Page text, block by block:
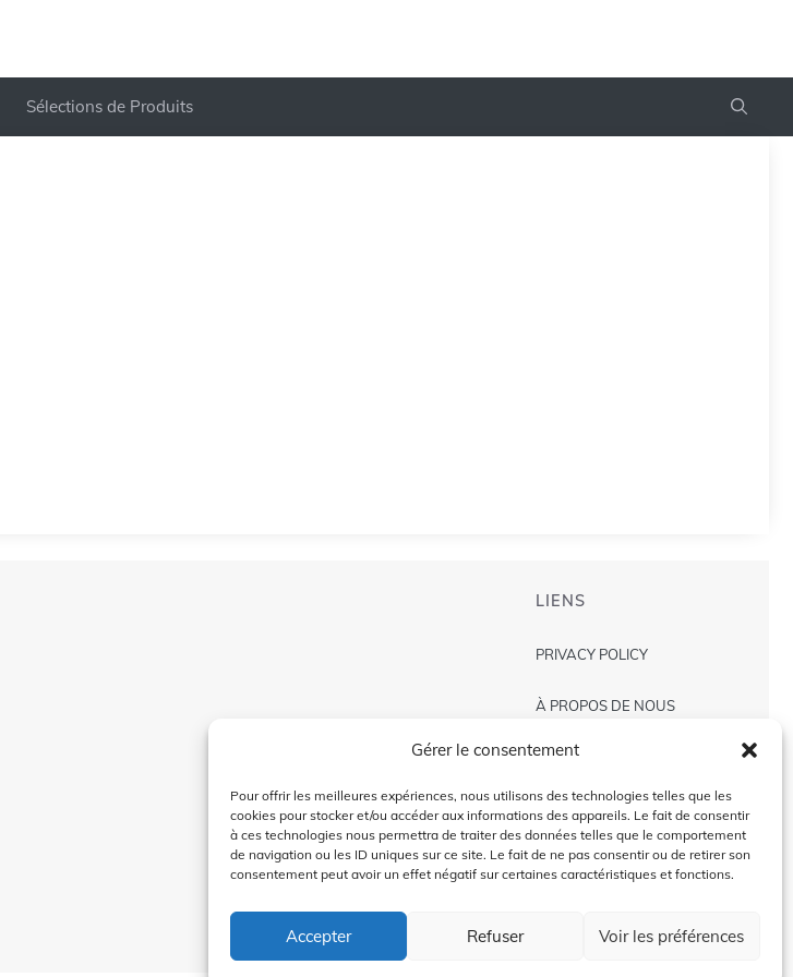
Gérer le consentement
Pour offrir les meilleures expériences, nous utilisons des technologies telles que les
cookies pour stocker et/ou accéder aux informations des appareils. Le fait de consentir
à ces technologies nous permettra de traiter des données telles que le comportement
de navigation ou les ID uniques sur ce site. Le fait de ne pas consentir ou de retirer son
consentement peut avoir un effet négatif sur certaines caractéristiques et fonctions.
Accepter Refuser Voir les préférences
Sélections de Produits
LIENS
PRIVACY POLICY
À PROPOS DE NOUS
AVIS DE NON-RESPONSABILITÉ
CONTACT US